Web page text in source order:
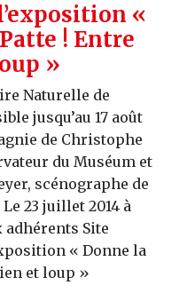
«
! Entre
»
Naturelle de
jusqu’au 17 août
de Christophe
du Muséum et
scénographe de
23 juillet 2014 à
adhérents Site
« Donne la
et loup »